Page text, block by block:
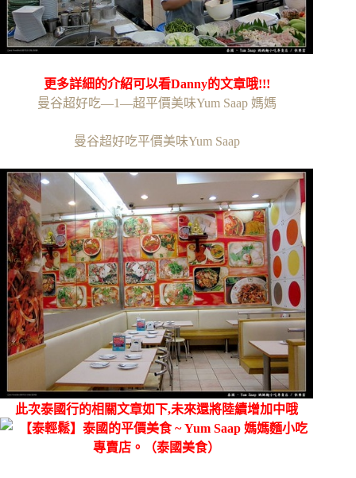
更多詳細的介紹可以看Danny的文章哦!!!
曼谷超好吃—1—超平價美味Yum Saap 媽媽
曼谷超好吃平價美味Yum Saap
此次泰國行的相關文章如下,未來還將陸續增加中哦